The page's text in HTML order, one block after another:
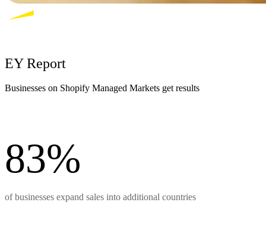
EY Report
Businesses on Shopify Managed Markets get results
83%
of businesses expand sales into additional countries